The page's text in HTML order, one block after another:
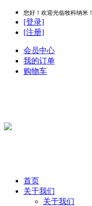
您好！欢迎光临牧科纳米！
[登录]
[注册]
会员中心
我的订单
购物车
首页
关于我们
关于我们